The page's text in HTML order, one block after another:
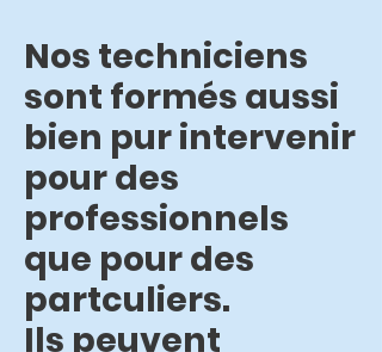
Nos techniciens
sont formés aussi
bien pur intervenir
pour des
professionnels
que pour des
partculiers.
Ils peuvent